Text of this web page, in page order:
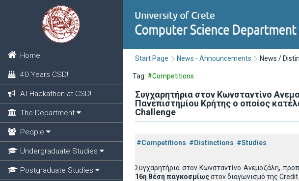
Home
40 Years CSD!
AI Hackathon at CSD!
The Department
People
Undergraduate Studies
Postgraduate Studies
Start Page News - Announcements News /
Tag: #Competitions
Συγχαρητήρια στον Κωνσταντίνο
Πανεπιστημίου Κρήτης ο οποίος
Challenge
#Competitions #Distinctions #Studies
Συγχαρητήρια στον Κωνσταντίνο Ανεμοζάλη,
16η θέση παγκοσμίωςστον διαγωνισμό της